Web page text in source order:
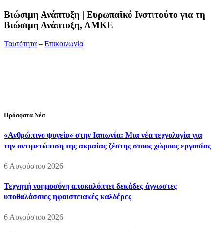
Bιώσιμη Ανάπτυξη | Ευρωπαϊκό Ινστιτούτο για τη
Βιώσιμη Ανάπτυξη, ΑΜΚΕ
Ταυτότητα – Επικοινωνία
Πρόσφατα Νέα
«Ανθρώπινο ψυγείο» στην Ιαπωνία: Μια νέα τεχνολογία για
την αντιμετώπιση της ακραίας ζέστης στους χώρους εργασίας
6 Αυγούστου 2026
Τεχνητή νοημοσύνη αποκαλύπτει δεκάδες άγνωστες
υποθαλάσσιες ηφαιστειακές καλδέρες
6 Αυγούστου 2026